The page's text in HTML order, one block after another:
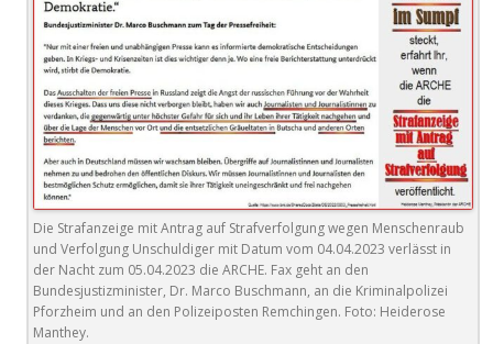
Die Strafanzeige mit Antrag auf Strafverfolgung wegen Menschenraub
und Verfolgung Unschuldiger mit Datum vom 04.04.2023 verlässt in
der Nacht zum 05.04.2023 die ARCHE. Fax geht an den
Bundesjustizminister, Dr. Marco Buschmann, an die Kriminalpolizei
Pforzheim und an den Polizeiposten Remchingen. Foto: Heiderose
Manthey.